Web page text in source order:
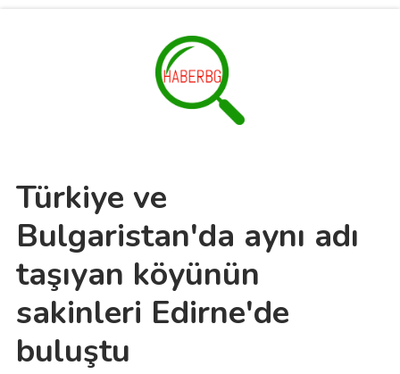
Türkiye ve
Bulgaristan'da aynı adı
taşıyan köyünün
sakinleri Edirne'de
buluştu